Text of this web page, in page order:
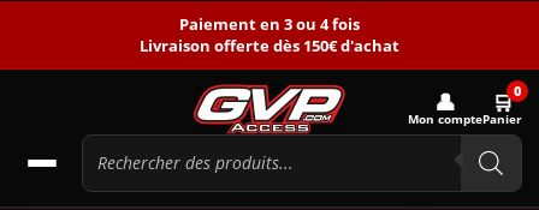
Paiement en 3 ou 4 fois
Livraison offerte dès 150€ d'achat
👤
Mon compte
🛒0
Panier